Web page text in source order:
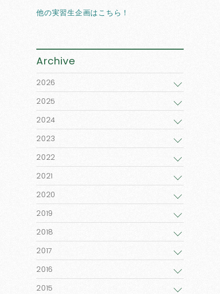
他の実習生企画はこちら！
Archive
2026
2025
2024
2023
2022
2021
2020
2019
2018
2017
2016
2015